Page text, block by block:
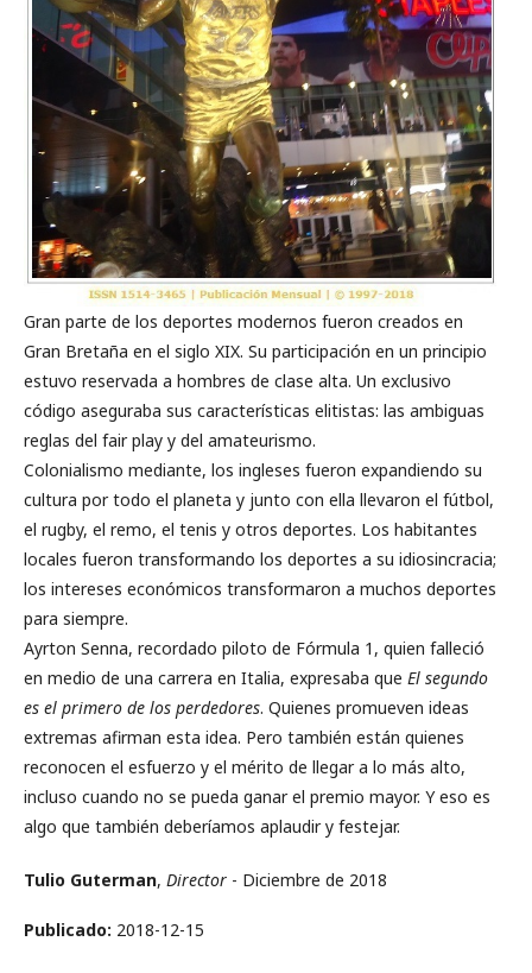
Gran parte de los deportes modernos fueron creados en
Gran Bretaña en el siglo XIX. Su participación en un principio
estuvo reservada a hombres de clase alta. Un exclusivo
código aseguraba sus características elitistas: las ambiguas
reglas del fair play y del amateurismo.
Colonialismo mediante, los ingleses fueron expandiendo su
cultura por todo el planeta y junto con ella llevaron el fútbol,
el rugby, el remo, el tenis y otros deportes. Los habitantes
locales fueron transformando los deportes a su idiosincracia;
los intereses económicos transformaron a muchos deportes
para siempre.
Ayrton Senna, recordado piloto de Fórmula 1, quien falleció
en medio de una carrera en Italia, expresaba que El segundo
es el primero de los perdedores. Quienes promueven ideas
extremas afirman esta idea. Pero también están quienes
reconocen el esfuerzo y el mérito de llegar a lo más alto,
incluso cuando no se pueda ganar el premio mayor. Y eso es
algo que también deberíamos aplaudir y festejar.
Tulio Guterman, Director - Diciembre de 2018
Publicado: 2018-12-15